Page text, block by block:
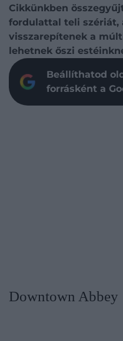
Cikkünkben
fordulattal teli szériát,
visszarepítenek a
lehetnek őszi
Beállíthatod
forrásként a
Downtown Abbey